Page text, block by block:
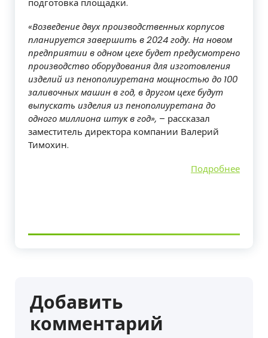
подготовка площадки.
«Возведение двух производственных корпусов
планируется завершить в 2024 году. На новом
предприятии в одном цехе будет предусмотрено
производство оборудования для изготовления
изделий из пенополиуретана мощностью до 100
заливочных машин в год, в другом цехе будут
выпускать изделия из пенополиуретана до
одного миллиона штук в год», – рассказал
заместитель директора компании Валерий
Тимохин.
Подробнее
Добавить
комментарий